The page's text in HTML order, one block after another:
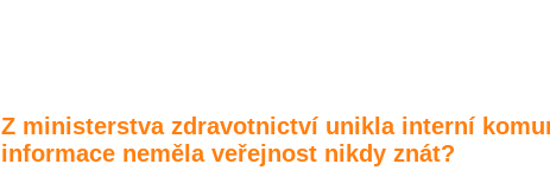
Z ministerstva zdravotnictví unikla interní
informace neměla veřejnost nikdy znát?